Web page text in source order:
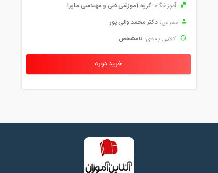
آموزشگاه: گروه آموزشی فنی و مهندسی ماورا
مدرس: دکتر محمد والی پور
کلاس بعدی: نامشخص
خرید دوره